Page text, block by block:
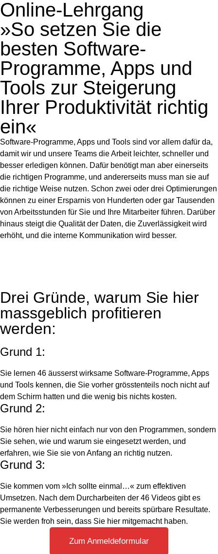
Online-Lehrgang
»So setzen Sie die
besten Software-
Programme, Apps und
Tools zur Steigerung
Ihrer Produktivität richtig
ein«
Software-Programme, Apps und Tools sind vor allem dafür da,
damit wir und unsere Teams die Arbeit leichter, schneller und
besser erledigen können. Dafür benötigt man aber einerseits
die richtigen Programme, und andererseits muss man sie auf
die richtige Weise nutzen. Schon zwei oder drei Optimierungen
können zu einer Ersparnis von Hunderten oder gar Tausenden
von Arbeitsstunden für Sie und Ihre Mitarbeiter führen. Darüber
hinaus steigt die Qualität der Daten, die Zuverlässigkeit wird
erhöht, und die interne Kommunikation wird besser.
Drei Gründe, warum Sie hier
massgeblich profitieren
werden:
Grund 1:
Sie lernen 46 äusserst wirksame Software-Programme, Apps
und Tools kennen, die Sie vorher grösstenteils noch nicht auf
dem Schirm hatten und die wenig bis nichts kosten.
Grund 2:
Sie hören hier nicht einfach nur von den Programmen, sondern
Sie sehen, wie und warum sie eingesetzt werden, und
erfahren, wie Sie sie von Anfang an richtig nutzen.
Grund 3:
Sie kommen vom »Ich sollte einmal…« zum effektiven
Umsetzen. Nach dem Durcharbeiten der 46 Videos gibt es
permanente Verbesserungen und bereits spürbare Resultate.
Sie werden froh sein, dass Sie hier mitgemacht haben.
Zum Anmeldeformular